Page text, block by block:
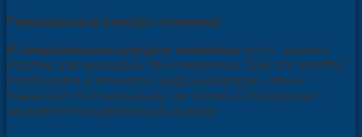
Танцевальный конкурс снежинок
В танцевальном конкурсе снежинок могут принять
участие, как женщины, так и мужчины. Тем, кто захотел
участвовать в конкурсе, ведущий раздает пачки
снежинок. Их повязывают на талию, и под музыку
начинается танцевальный конкурс.